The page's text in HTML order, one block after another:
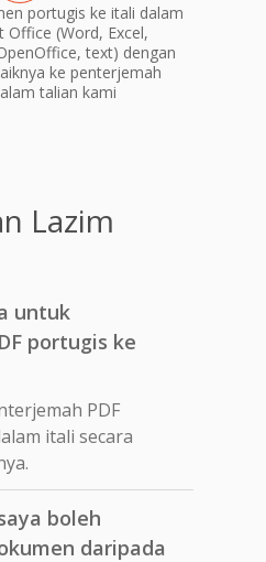
portugis ke itali dalam
(Word, Excel,
text) dengan
ke penterjemah
talian kami
Lazim
untuk
portugis ke
PDF
itali secara
boleh
daripada